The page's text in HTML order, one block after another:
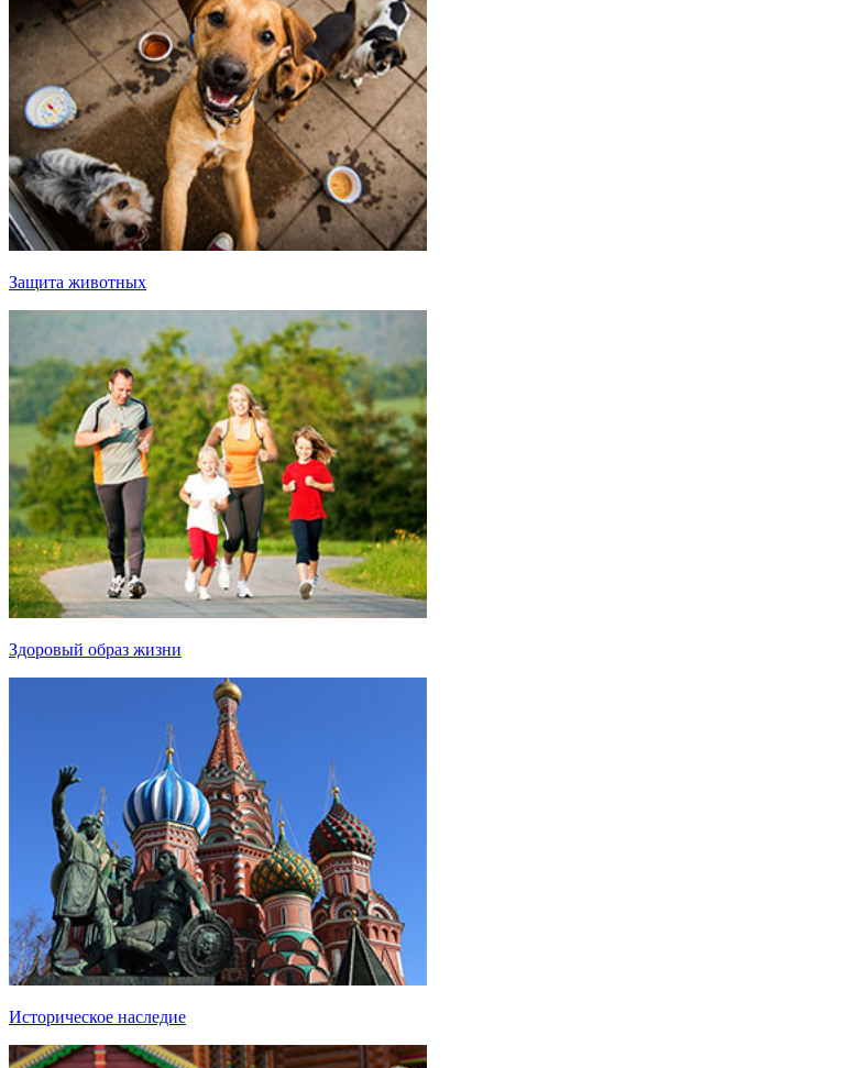
Защита животных
Здоровый образ жизни
Историческое наследие